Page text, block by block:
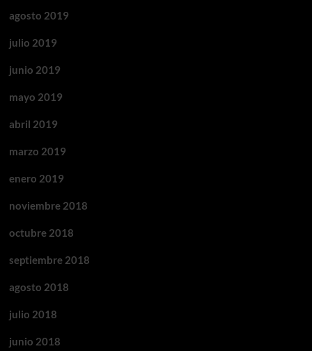
agosto 2019
julio 2019
junio 2019
mayo 2019
abril 2019
marzo 2019
enero 2019
noviembre 2018
octubre 2018
septiembre 2018
agosto 2018
julio 2018
junio 2018